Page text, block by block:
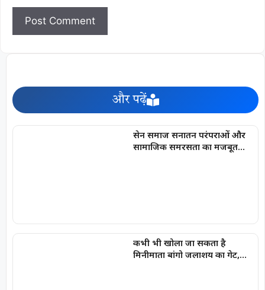
और पढ़ें
सेन समाज सनातन परंपराओं और
सामाजिक समरसता का मजबूत
कभी भी खोला जा सकता है
मिनीमाता बांगो जलाशय का गेट,